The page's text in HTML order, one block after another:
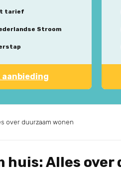
tarief
Stroom
aanbieding
over duurzaam wonen
huis: Alles over